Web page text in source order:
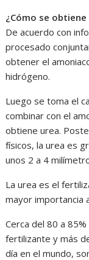
¿Cómo se obtiene
De acuerdo con
procesado
obtener el
hidrógeno.
Luego se toma el
combinar con el
obtiene urea.
físicos, la urea es
unos 2 a 4
La urea es el
mayor importancia
Cerca del 80 a
fertilizante y más
día en el mundo,